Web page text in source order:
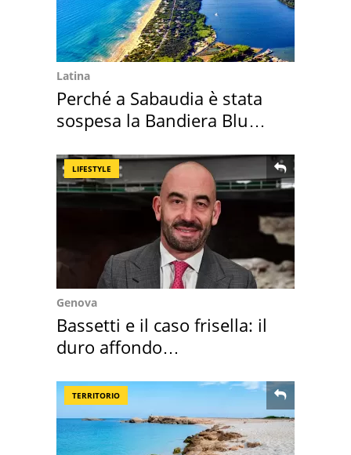
Latina
Perché a Sabaudia è stata
sospesa la Bandiera Blu
LIFESTYLE
Genova
Bassetti e il caso frisella: il
duro affondo
TERRITORIO